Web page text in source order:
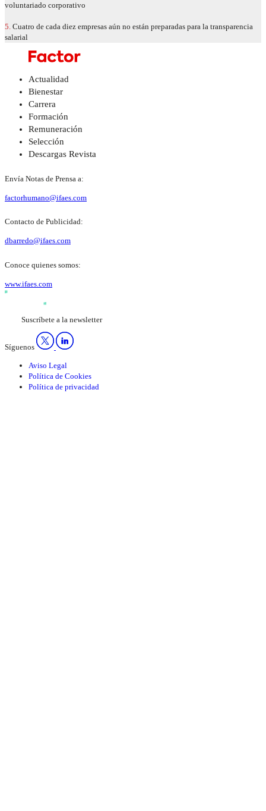
voluntariado corporativo
5. Cuatro de cada diez empresas aún no están preparadas para la transparencia
salarial
Actualidad
Bienestar
Carrera
Formación
Remuneración
Selección
Descargas Revista
Envía Notas de Prensa a:
factorhumano@ifaes.com
Contacto de Publicidad:
dbarredo@ifaes.com
Conoce quienes somos:
www.ifaes.com
Suscríbete a la newsletter
Síguenos
Aviso Legal
Política de Cookies
Política de privacidad